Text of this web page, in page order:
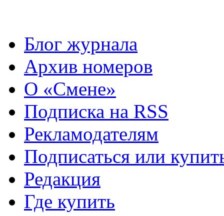
Блог журнала
Архив номеров
О «Смене»
Подписка на RSS
Рекламодателям
Подписаться или
Редакция
Где купить